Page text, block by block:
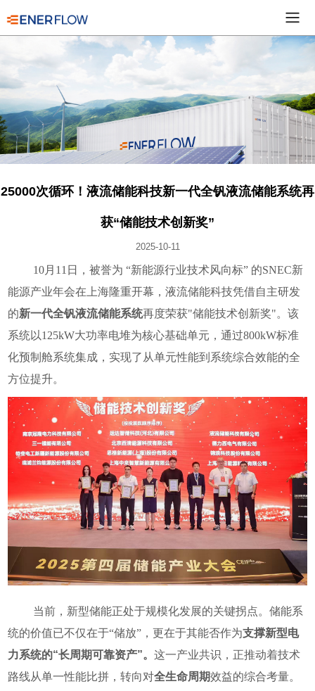
25000次循环！液流储能科技新一代全钒液流储能系统再
获“储能技术创新奖”​
2025-10-11
10月11日，被誉为 “新能源行业技术风向标” 的SNEC新
能源产业年会在上海隆重开幕，液流储能科技凭借自主研发
的新一代全钒液流储能系统再度荣获"储能技术创新奖"。该
系统以125kW大功率电堆为核心基础单元，通过800kW标准
化预制舱系统集成，实现了从单元性能到系统综合效能的全
方位提升。
当前，新型储能正处于规模化发展的关键拐点。储能系
统的价值已不仅在于“储放”，更在于其能否作为支撑新型电
力系统的“长周期可靠资产”。这一产业共识，正推动着技术
路线从单一性能比拼，转向对全生命周期效益的综合考量。